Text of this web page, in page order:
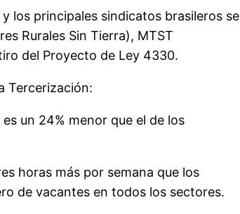
los principales sindicatos brasileros se
Rurales Sin Tierra), MTST
del Proyecto de Ley 4330.
Tercerización:
un 24% menor que el de los
horas más por semana que los
de vacantes en todos los sectores.